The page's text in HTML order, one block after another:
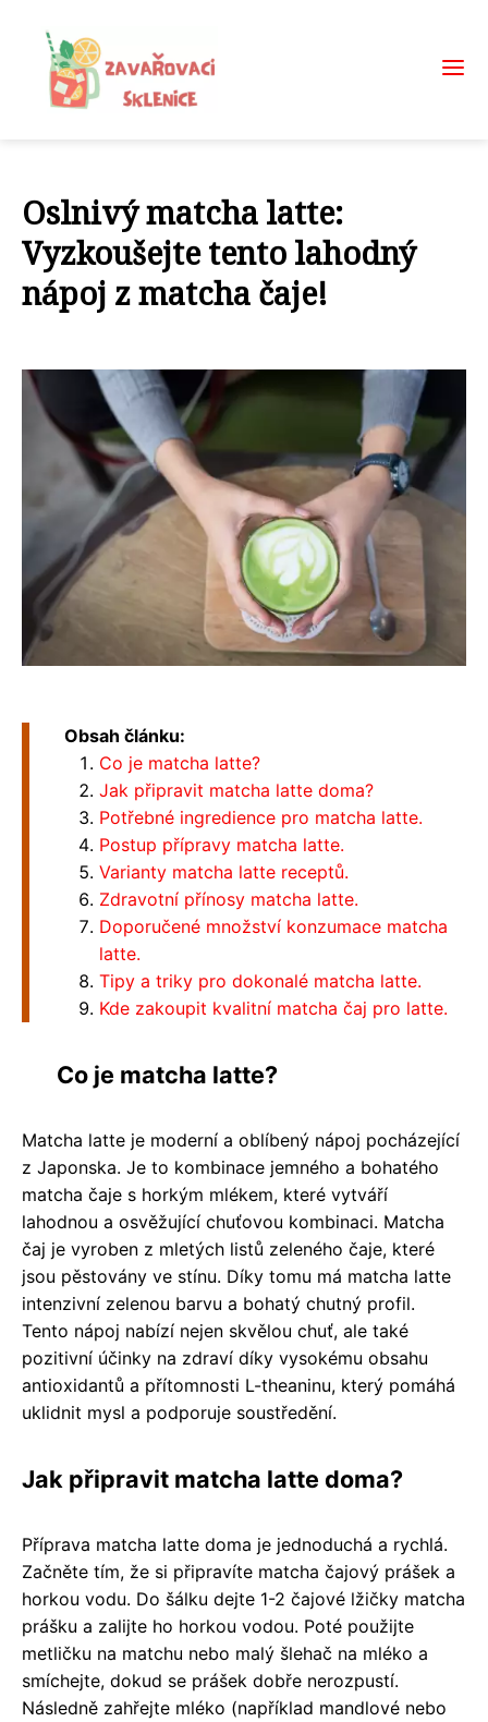
Oslnivý matcha latte:
Vyzkoušejte tento lahodný
nápoj z matcha čaje!
Obsah článku:
Co je matcha latte?
Jak připravit matcha latte doma?
Potřebné ingredience pro matcha latte.
Postup přípravy matcha latte.
Varianty matcha latte receptů.
Zdravotní přínosy matcha latte.
Doporučené množství konzumace matcha
latte.
Tipy a triky pro dokonalé matcha latte.
Kde zakoupit kvalitní matcha čaj pro latte.
Co je matcha latte?
Matcha latte je moderní a oblíbený nápoj pocházející
z Japonska. Je to kombinace jemného a bohatého
matcha čaje s horkým mlékem, které vytváří
lahodnou a osvěžující chuťovou kombinaci. Matcha
čaj je vyroben z mletých listů zeleného čaje, které
jsou pěstovány ve stínu. Díky tomu má matcha latte
intenzivní zelenou barvu a bohatý chutný profil.
Tento nápoj nabízí nejen skvělou chuť, ale také
pozitivní účinky na zdraví díky vysokému obsahu
antioxidantů a přítomnosti L-theaninu, který pomáhá
uklidnit mysl a podporuje soustředění.
Jak připravit matcha latte doma?
Příprava matcha latte doma je jednoduchá a rychlá.
Začněte tím, že si připravíte matcha čajový prášek a
horkou vodu. Do šálku dejte 1-2 čajové lžičky matcha
prášku a zalijte ho horkou vodou. Poté použijte
metličku na matchu nebo malý šlehač na mléko a
smíchejte, dokud se prášek dobře nerozpustí.
Následně zahřejte mléko (například mandlové nebo